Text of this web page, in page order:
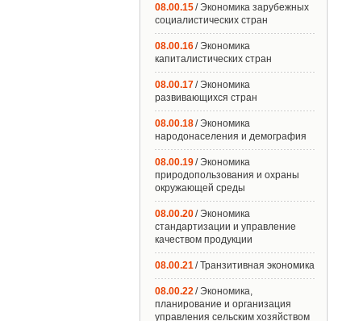
08.00.15/ Экономика зарубежных
социалистических стран
08.00.16/ Экономика
капиталистических стран
08.00.17/ Экономика
развивающихся стран
08.00.18/ Экономика
народонаселения и демография
08.00.19/ Экономика
природопользования и охраны
окружающей среды
08.00.20/ Экономика
стандартизации и управление
качеством продукции
08.00.21/ Транзитивная экономика
08.00.22/ Экономика,
планирование и организация
управления сельским хозяйством